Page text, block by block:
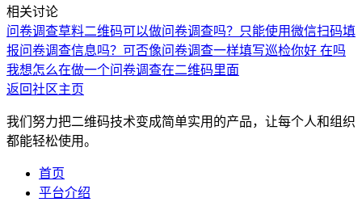
相关讨论
问卷调查草料二维码可以做问卷调查吗？ 只能使用微信扫码填
报问卷调查信息吗？ 可否像问卷调查一样填写巡检你好 在吗
我想怎么在做一个问卷调查在二维码里面
返回社区主页
我们努力把二维码技术变成简单实用的产品，让每个人和组织
都能轻松使用。
首页
平台介绍